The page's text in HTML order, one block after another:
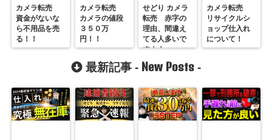
カメラ転売
資金がないな
ら不用品を売
る！！
カメラ転売
カメラの値段
３５０万
円！！
せどり カメラ
転売 赤字の
理由、間違え
てる人多いで
すよ！
カメラ転売
リサイクルシ
ョップ仕入れ
について！
最新記事 - New Posts -